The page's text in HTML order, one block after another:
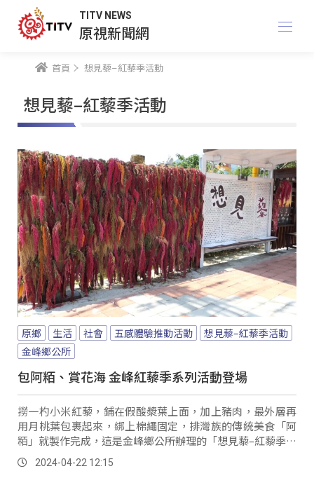
TITV NEWS
原視新聞網
首頁 想見藜–紅藜季活動
想見藜–紅藜季活動
原鄉 生活 社會 五感體驗推動活動
想見藜–紅藜季活動
金峰鄉公所
包阿粨、賞花海 金峰紅藜季系列活動登場
撈一杓小米紅藜，鋪在假酸漿葉上面，加上豬肉，最外層再
用月桃葉包裹起來，綁上棉繩固定，排灣族的傳統美食「阿
粨」就製作完成，這是金峰鄉公所辦理的「想見藜–紅藜季活
動」，其中這場包粽活動，吸引上百名遊客報名參與，就連
外國朋友特地來體驗。
2024-04-22 12:15